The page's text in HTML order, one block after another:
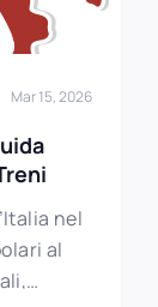
Mar 15, 2026
nel
al